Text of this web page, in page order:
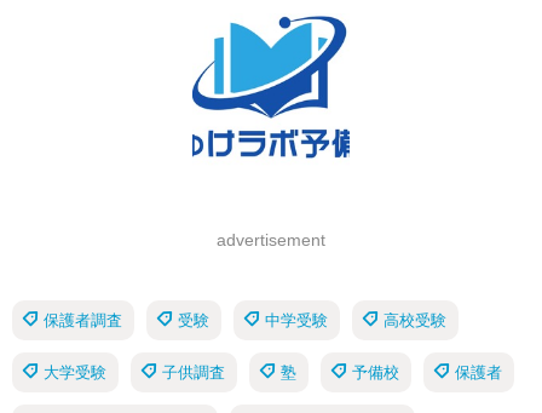
advertisement
保護者調査 受験 中学受験 高校受験
大学受験 子供調査 塾 予備校 保護者